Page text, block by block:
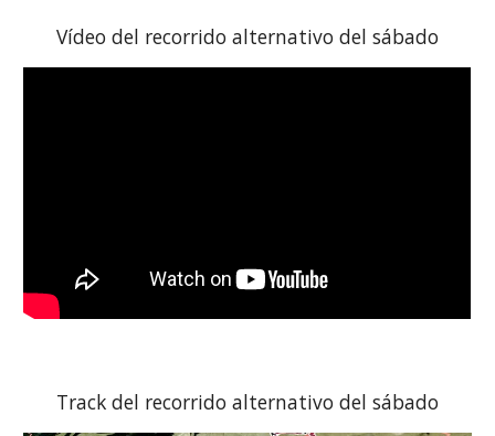
Vídeo del recorrido alternativo del sábado
Track del recorrido alternativo del sábado